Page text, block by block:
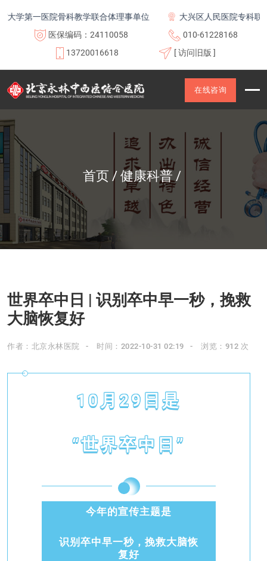
第一医院骨科教学联合体理事单位
大兴区人民医院专科联盟
医保编码：24110058
010-61228168
13720016618
[ 访问旧版 ]
在线咨询
首页 健康科普
世界卒中日 | 识别卒中早一秒，挽救
大脑恢复好
作者：北京永林医院 时间：2022-10-31 02:19 浏览：912 次
10月29日是
“世界卒中日”
今年的宣传主题是
识别卒中早一秒，挽救大脑恢
复好